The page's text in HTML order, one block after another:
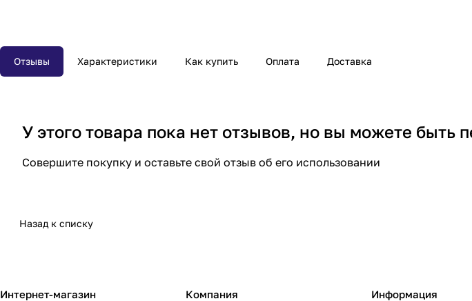
Отзывы Характеристики Как купить Оплата Доставка
У этого товара пока нет отзывов, но вы можете быть
Совершите покупку и оставьте свой отзыв об его использовании
Назад к списку
Интернет-магазин Компания Информация